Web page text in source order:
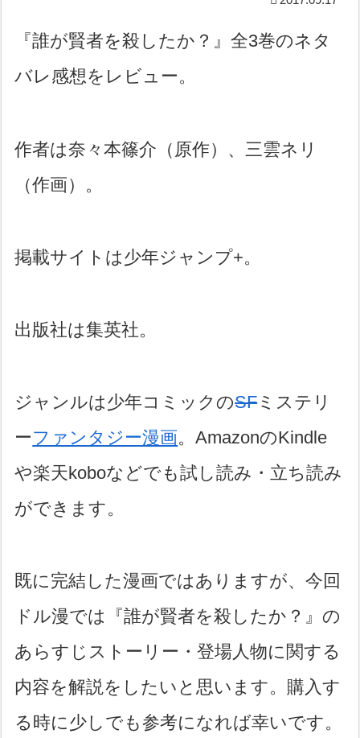
『誰が賢者を殺したか？』全3巻のネタ
バレ感想をレビュー。
作者は奈々本篠介（原作）、三雲ネリ
（作画）。
掲載サイトは少年ジャンプ+。
出版社は集英社。
ジャンルは少年コミックのSFミステリ
ーファンタジー漫画。AmazonのKindle
や楽天koboなどでも試し読み・立ち読み
ができます。
既に完結した漫画ではありますが、今回
ドル漫では『誰が賢者を殺したか？』の
あらすじストーリー・登場人物に関する
内容を解説をしたいと思います。購入す
る時に少しでも参考になれば幸いです。